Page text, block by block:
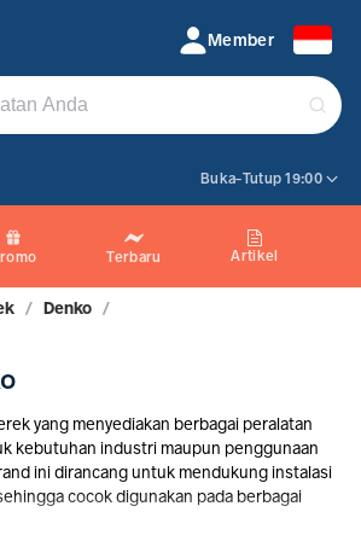
Member
Buka-Tutup 19:00
Terbaru Artikel
/ Denko /
yang menyediakan berbagai peralatan
kebutuhan industri maupun penggunaan
ini dirancang untuk mendukung instalasi
cocok digunakan pada berbagai